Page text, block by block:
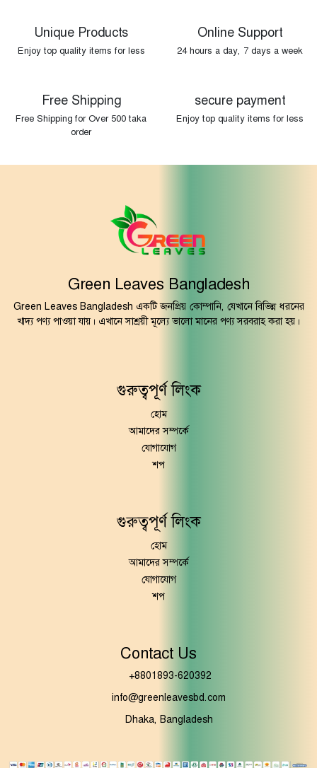
Unique Products
Enjoy top quality items for less
Online Support
24 hours a day, 7 days a week
Free Shipping
Free Shipping for Over 500 taka
order
secure payment
Enjoy top quality items for less
Green Leaves Bangladesh
Green Leaves Bangladesh একটি জনপ্রিয় কোম্পানি, যেখানে বিভিন্ন ধরনের
খাদ্য পণ্য পাওয়া যায়। এখানে সাশ্রয়ী মূল্যে ভালো মানের পণ্য সরবরাহ করা হয়।
গুরুত্বপূর্ণ লিংক
হোম
আমাদের সম্পর্কে
যোগাযোগ
শপ
গুরুত্বপূর্ণ লিংক
হোম
আমাদের সম্পর্কে
যোগাযোগ
শপ
Contact Us
+8801893-620392
info@greenleavesbd.com
Dhaka, Bangladesh